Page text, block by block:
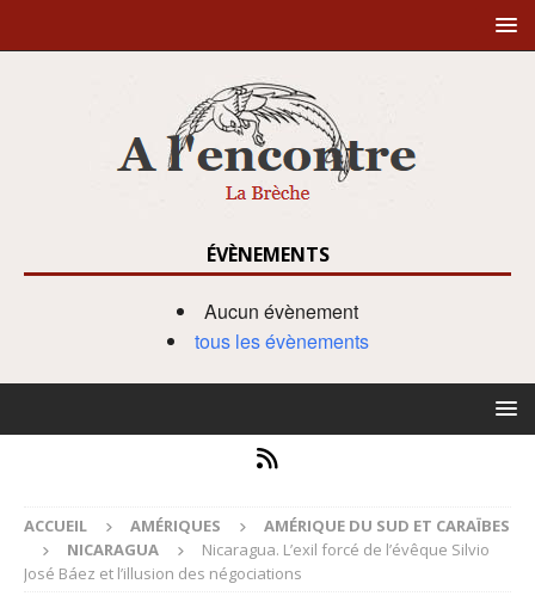
ÉVÈNEMENTS
Aucun évènement
tous les évènements
ACCUEIL AMÉRIQUES
AMÉRIQUE DU SUD ET CARAÏBES
NICARAGUA
Nicaragua. L’exil forcé de l’évêque Silvio
José Báez et l’illusion des négociations